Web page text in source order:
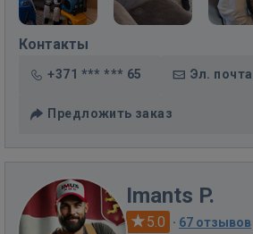
Контакты
+371 *** *** 65 Эл. почта
Предложить заказ
Imants P.
5.0 · 67 отзывов